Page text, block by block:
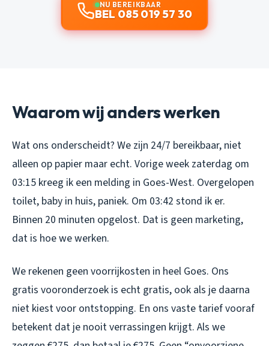
NU BEREIKBAAR
BEL 085 019 57 30
Waarom wij anders werken
Wat ons onderscheidt? We zijn 24/7 bereikbaar, niet
alleen op papier maar echt. Vorige week zaterdag om
03:15 kreeg ik een melding in Goes-West. Overgelopen
toilet, baby in huis, paniek. Om 03:42 stond ik er.
Binnen 20 minuten opgelost. Dat is geen marketing,
dat is hoe we werken.
We rekenen geen voorrijkosten in heel Goes. Ons
gratis vooronderzoek is echt gratis, ook als je daarna
niet kiest voor ontstopping. En ons vaste tarief vooraf
betekent dat je nooit verrassingen krijgt. Als we